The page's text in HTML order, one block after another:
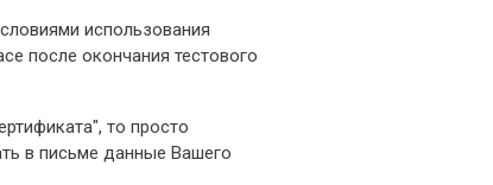
использования
после окончания тестового
то просто
в письме данные Вашего